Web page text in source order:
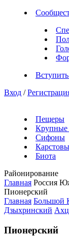
Вход /
Пещеры
Крупные
Сифоны
Биота
Районирование
Главная Россия
Пионерский
Главная Большой
Дзыхринский
Пионерский